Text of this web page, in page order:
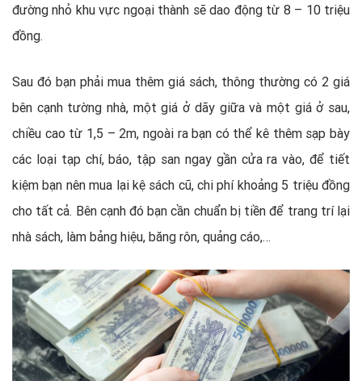
đường nhỏ khu vực ngoại thành sẽ dao động từ 8 – 10 triệu
đồng.
Sau đó bạn phải mua thêm giá sách, thông thường có 2 giá
bên cạnh tường nhà, một giá ở dãy giữa và một giá ở sau,
chiều cao từ 1,5 – 2m, ngoài ra bạn có thể kê thêm sạp bày
các loại tạp chí, báo, tập san ngay gần cửa ra vào, để tiết
kiệm bạn nên mua lại kệ sách cũ, chi phí khoảng 5 triệu đồng
cho tất cả. Bên cạnh đó bạn cần chuẩn bị tiền để trang trí lại
nhà sách, làm bảng hiệu, băng rôn, quảng cáo,…